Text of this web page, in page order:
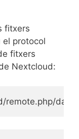
fitxers
protocol
fitxers
Nextcloud:
/remote.php/dav